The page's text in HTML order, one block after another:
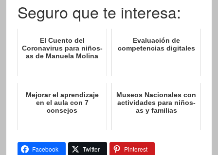
Seguro que te interesa:
El Cuento del
Coronavirus para niños-
as de Manuela Molina
Evaluación de
competencias digitales
Mejorar el aprendizaje
en el aula con 7
consejos
Museos Nacionales con
actividades para niños-
as y familias
Facebook Twitter Pinterest